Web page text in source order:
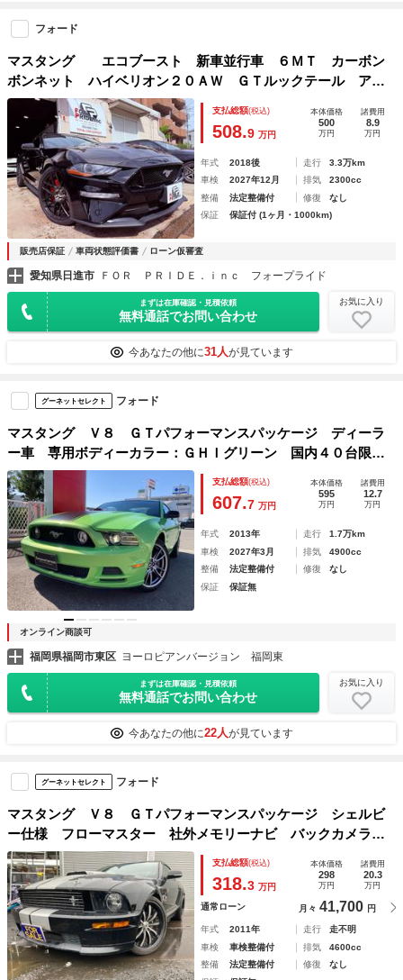
フォード
マスタング エコブースト 新車並行車 ６ＭＴ カーボン
ボンネット ハイベリオン２０ＡＷ ＧＴルックテール アン
ドロイドナビ Ｂカメラ ローダウン ＹＯＵ ＴＵＢＥ ２
０１７年モデル レッドキャリパー ＥＴＣ
支払総額(税込)
508.9 万円
本体価格
500
万円
諸費用
8.9
万円
年式 2018後 走行
3.3万km
車検
2027年12月 排気
2300cc
整備
法定整備付 修復
なし
保証
保証付 (1ヶ月・1000km)
販売店保証 車両状態評価書 ローン仮審査
愛知県日進市 ＦＯＲ ＰＲＩＤＥ．ｉｎｃ フォープライド
まずは在庫確認・見積依頼
無料通話でお問い合わせ
お気に入り
今あなたの他に31人が見ています
グーネットセレクト フォード
マスタング Ｖ８ ＧＴパフォーマンスパッケージ ディーラ
ー車 専用ボディーカラー：ＧＨＩグリーン 国内４０台限定
車（ＭＴ２５台 ／ ＡＴ１５台）
支払総額(税込)
607.7 万円
本体価格
595
万円
諸費用
12.7
万円
年式 2013年 走行
1.7万km
車検
2027年3月 排気
4900cc
整備
法定整備付 修復
なし
保証
保証無
オンライン商談可
福岡県福岡市東区 ヨーロピアンバージョン 福岡東
まずは在庫確認・見積依頼
無料通話でお問い合わせ
お気に入り
今あなたの他に22人が見ています
グーネットセレクト フォード
マスタング Ｖ８ ＧＴパフォーマンスパッケージ シェルビ
ー仕様 フローマスター 社外メモリーナビ バックカメラ
ＥＴＣ 社外２０ＡＷ
支払総額(税込)
318.3 万円
本体価格
298
万円
諸費用
20.3
万円
通常ローン 月々 41,700 円
年式 2011年 走行
走不明
車検
車検整備付 排気
4600cc
整備
法定整備付 修復
なし